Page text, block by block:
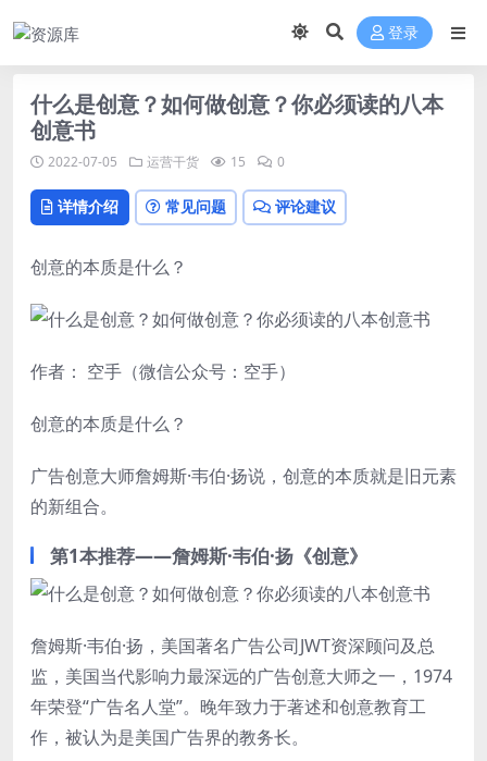
登录
什么是创意？如何做创意？你必须读的八本
创意书
2022-07-05 运营干货 15 0
详情介绍 常见问题 评论建议
创意的本质是什么？
作者： 空手（微信公众号：空手）
创意的本质是什么？
广告创意大师詹姆斯·韦伯·扬说，创意的本质就是旧元素
的新组合。
第1本推荐——詹姆斯·韦伯·扬《创意》
詹姆斯·韦伯·扬，美国著名广告公司JWT资深顾问及总
监，美国当代影响力最深远的广告创意大师之一，1974
年荣登“广告名人堂”。晚年致力于著述和创意教育工
作，被认为是美国广告界的教务长。